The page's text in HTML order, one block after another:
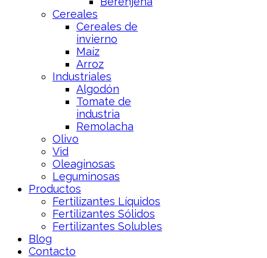
Cereales
Cereales de
invierno
Maíz
Arroz
Industriales
Algodón
Tomate de
industria
Remolacha
Olivo
Vid
Oleaginosas
Leguminosas
Productos
Fertilizantes Líquidos
Fertilizantes Sólidos
Fertilizantes Solubles
Blog
Contacto